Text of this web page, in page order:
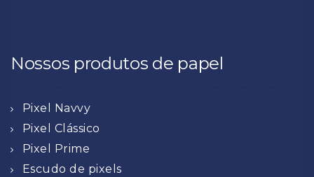
Nossos produtos de papel
Pixel Navvy
Pixel Clássico
Pixel Prime
Escudo de pixels